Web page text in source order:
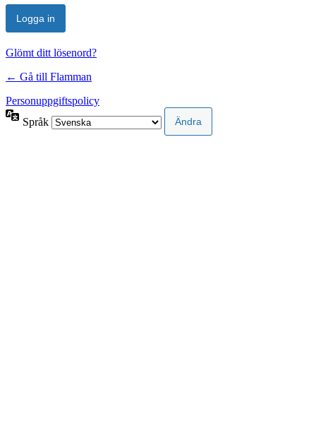
Glömt ditt lösenord?
← Gå till Flamman
Personuppgiftspolicy
Språk